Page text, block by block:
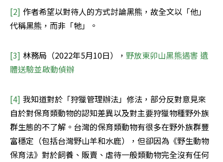
[2] 作者希望以對待人的方式討論黑熊，故全文以「他」
代稱黑熊，而非「牠」。
[3] 林務局（2022年5月10日）， 野放東卯山黑熊遇害 遺
體送驗並啟動偵辦
[4] 我知道對於「狩獵管理辦法」修法，部分反對意見來
自於對保育類動物的認知差異以及對主要狩獵物種野外族
群生態的不了解。台灣的保育類動物有很多在野外族群豐
富穩定（包括台灣野山羊和水鹿），但卻因為《野生動物
保育法》對於飼養、販賣、虐待一般類動物完全沒有任何